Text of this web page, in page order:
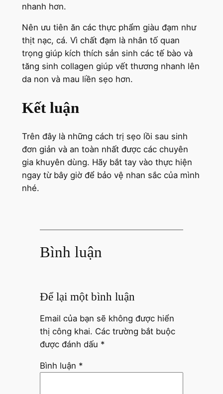
nhanh hơn.
Nên ưu tiên ăn các thực phẩm giàu đạm như
thịt nạc, cá. Vì chất đạm là nhân tố quan
trọng giúp kích thích sản sinh các tế bào và
tăng sinh collagen giúp vết thương nhanh lên
da non và mau liền sẹo hơn.
Kết luận
Trên đây là những cách trị sẹo lồi sau sinh
đơn giản và an toàn nhất được các chuyên
gia khuyên dùng. Hãy bắt tay vào thực hiện
ngay từ bây giờ để bảo vệ nhan sắc của mình
nhé.
Bình luận
Để lại một bình luận
Email của bạn sẽ không được hiển
thị công khai. Các trường bắt buộc
được đánh dấu *
Bình luận *